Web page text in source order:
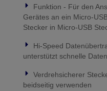
Funktion - Für den
Gerätes an ein Micro-
Stecker in Micro-USB
Hi-Speed
unterstützt schnelle
Verdrehsicherer
beidseitig verwenden